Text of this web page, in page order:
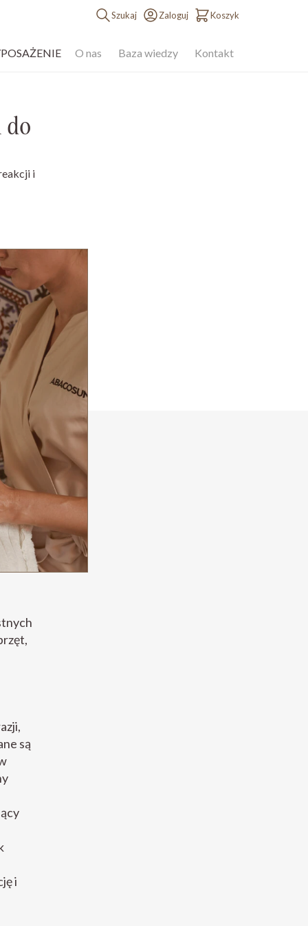
Szukaj Zaloguj Koszyk
O nas Baza wiedzy Kontakt
do
i
są
i